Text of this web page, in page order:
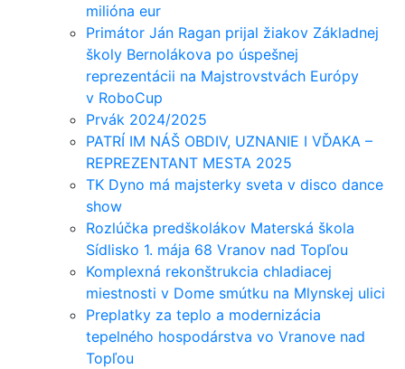
milióna eur
Primátor Ján Ragan prijal žiakov Základnej
školy Bernolákova po úspešnej
reprezentácii na Majstrovstvách Európy
v RoboCup
Prvák 2024/2025
PATRÍ IM NÁŠ OBDIV, UZNANIE I VĎAKA –
REPREZENTANT MESTA 2025
TK Dyno má majsterky sveta v disco dance
show
Rozlúčka predškolákov Materská škola
Sídlisko 1. mája 68 Vranov nad Topľou
Komplexná rekonštrukcia chladiacej
miestnosti v Dome smútku na Mlynskej ulici
Preplatky za teplo a modernizácia
tepelného hospodárstva vo Vranove nad
Topľou